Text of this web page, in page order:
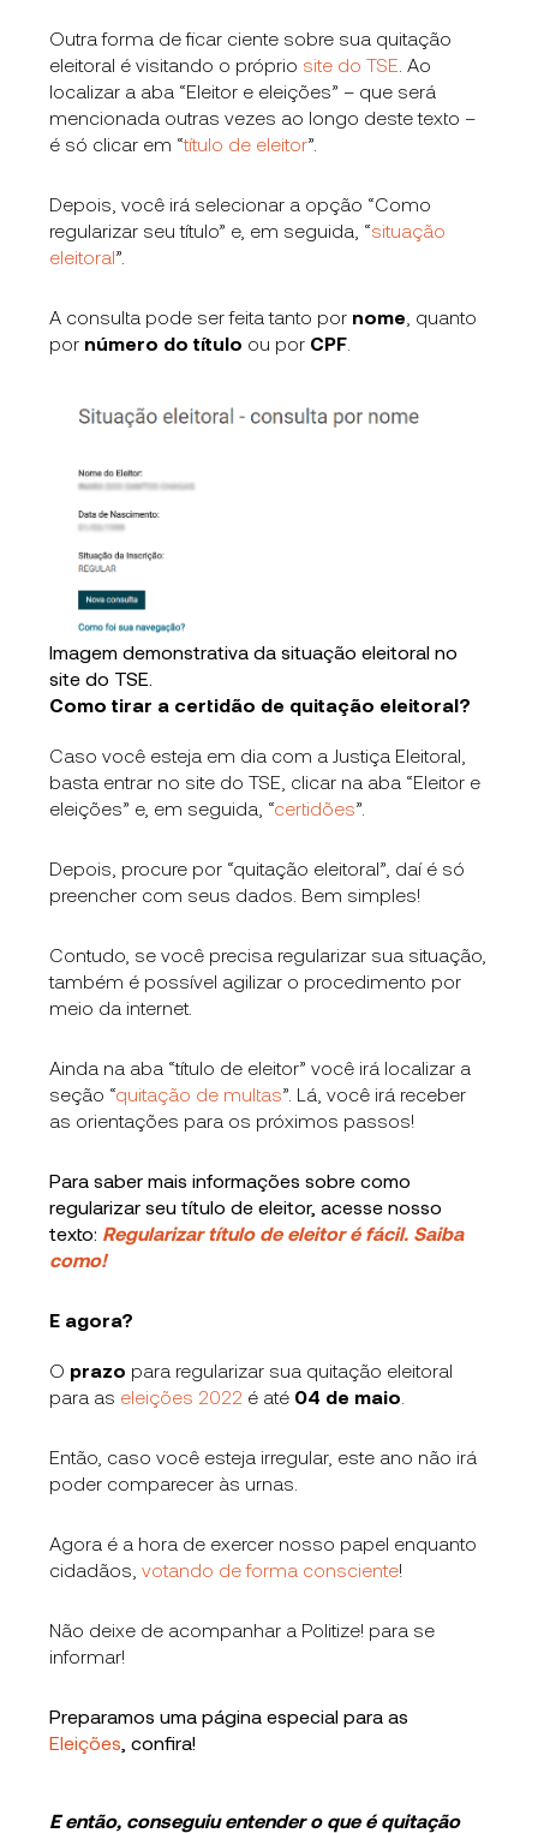
Outra forma de ficar ciente sobre sua quitação
eleitoral é visitando o próprio site do TSE . Ao
localizar a aba “Eleitor e eleições” – que será
mencionada outras vezes ao longo deste texto –
é só clicar em “título de eleitor”.
Depois, você irá selecionar a opção “Como
regularizar seu título” e, em seguida, “situação
eleitoral”.
A consulta pode ser feita tanto por nome , quanto
por número do título ou por CPF
Imagem demonstrativa da situação eleitoral no
site do TSE.
Como tirar a certidão de quitação eleitoral?
Caso você esteja em dia com a Justiça Eleitoral,
basta entrar no site do TSE, clicar na aba “Eleitor e
eleições” e, em seguida, “certidões”.
Depois, procure por “quitação eleitoral”, daí é só
preencher com seus dados. Bem simples!
Contudo, se você precisa regularizar sua situação,
também é possível agilizar o procedimento por
meio da internet.
Ainda na aba “título de eleitor” você irá localizar a
seção “quitação de multas”. Lá, você irá receber
as orientações para os próximos passos!
Para saber mais informações sobre como
regularizar seu título de eleitor, acesse nosso
texto: Regularizar título de eleitor é fácil. Saiba
como!
E agora?
O prazo para regularizar sua quitação eleitoral
para as eleições 2022 é até 04 de maio
Então, caso você esteja irregular, este ano não irá
poder comparecer às urnas.
Agora é a hora de exercer nosso papel enquanto
cidadãos,votando de forma consciente!
Não deixe de acompanhar a Politize! para se
informar!
Preparamos uma página especial para as
Eleições , confira!
E então, conseguiu entender o que é quitação